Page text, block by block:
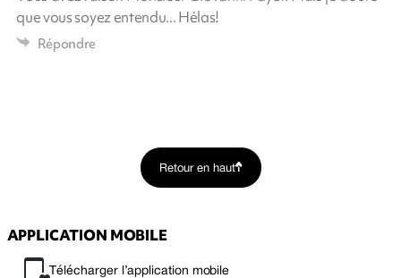
que vous soyez entendu... Hélas!
Répondre
Retour en haut
APPLICATION MOBILE
Télécharger l’application mobile